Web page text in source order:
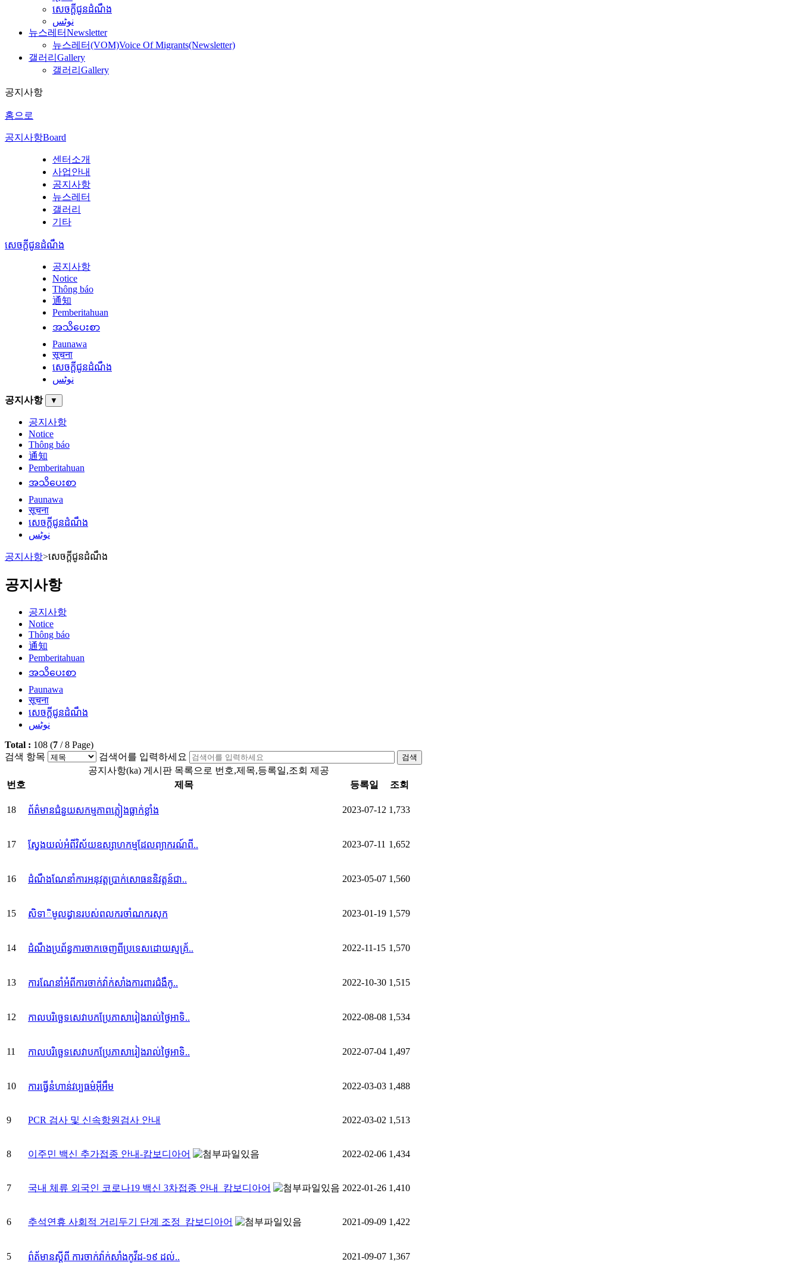
សេចក្តីជូនដំណឹង
نوٹس
뉴스레터Newsletter
뉴스레터(VOM)Voice Of Migrants(Newsletter)
갤러리 Gallery
갤러리 Gallery
공지사항
홈으로
공지사항Board
센터소개
사업안내
공지사항
뉴스레터
갤러리
기타
សេចក្តីជូនដំណឹង
공지사항
Notice
Thông báo
通知
Pemberitahuan
အသိပေးစာ
Paunawa
सूचना
សេចក្តីជូនដំណឹង
نوٹس
공지사항 ▼
공지사항
Notice
Thông báo
通知
Pemberitahuan
အသိပေးစာ
Paunawa
सूचना
សេចក្តីជូនដំណឹង
نوٹس
공지사항>សេចក្តីជូនដំណឹង
공지사항
공지사항
Notice
Thông báo
通知
Pemberitahuan
အသိပေးစာ
Paunawa
सूचना
សេចក្តីជូនដំណឹង
نوٹس
Total : 108 (7 /8 Page)
검색 항목
검색어를 입력하세요 검색
공지사항(ka) 게시판 목록으로 번호,제목,등록일,조회 제공
번호
제목 등록일 조회
18 ព័ត៌មានជំនួយសកម្មភាពភ្លៀងធ្លាក់ខ្លាំង 2023-07-12 1,733
17 ស្វែងយល់អំពីវិស័យឧស្សាហកម្មដែលព្យាករណ៍ពី.. 2023-07-11 1,652
16 ដំណឹងណែនាំការអនុវត្តប្រាក់សោធននិវត្តន៍ជា.. 2023-05-07 1,560
15 សិទាិមូលដ្ធានរបស់ពលករចាំណករសុក 2023-01-19 1,579
14 ដំណឹងប្រព័ន្ធការចាកចេញពីប្រទេសដោយស្មគ្រ័.. 2022-11-15 1,570
13 ការណែនាំអំពីការចាក់វ៉ាក់សាំងការពារជំងឺកូ.. 2022-10-30 1,515
12 កាលបរិច្ឆេទសេវាបកប្រែភាសារៀងរាល់ថ្ងៃអាទិ.. 2022-08-08 1,534
11 កាលបរិច្ឆេទសេវាបកប្រែភាសារៀងរាល់ថ្ងៃអាទិ.. 2022-07-04 1,497
10 ការធ្វើនំហាន់វប្បធម៌អ៊ីអឹម 2022-03-03 1,488
9 PCR 검사 및 신속항원검사 안내 2022-03-02 1,513
8 이주민 백신 추가접종 안내-캄보디아어 2022-02-06 1,434
7 국내 체류 외국인 코로나19 백신 3차접종 안내_캄보디아어 2022-01-26 1,410
6 추석연휴 사회적 거리두기 단계 조정_캄보디아어 2021-09-09 1,422
5 ព៌ត័មានស្តីពី ការចាក់វ៉ាក់សាំងកូវីដ-១៩ ដល់.. 2021-09-07 1,367